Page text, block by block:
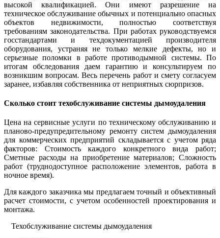
высокой квалификацией. Они имеют разрешение на
техническое обслуживание обычных и потенциально опасных
объектов недвижимости, полностью соответствуя
требованиям законодательства. При работах руководствуемся
госстандартами и техдокументацией производителя
оборудования, устраняя не только мелкие дефекты, но и
серьезные поломки в работе противодымной системы. По
итогам обследования даем гарантию и консультируем по
возникшим вопросам. Весь перечень работ и смету согласуем
заранее, избавляя собственника от неприятных сюрпризов.
Сколько стоит техобслуживание системы дымоудаления
Цена на сервисные услуги по техническому обслуживанию и
планово-предупредительному ремонту систем дымоудаления
для коммерческих предприятий складывается с учетом ряда
факторов: Стоимость каждого конкретного вида работ;
Сметные расходы на приобретение материалов; Сложность
работ (труднодоступное расположение элементов, работа в
ночное время).
Для каждого заказчика мы предлагаем точный и объективный
расчет стоимости, с учетом особенностей проектирования и
монтажа.
Техобслуживание системы дымоудаления